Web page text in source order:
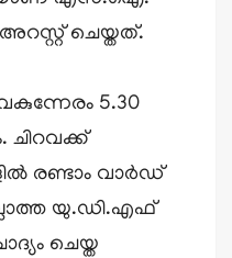
ചെയ്തത്.
5.30
ചിറവക്ക്
രണ്ടാം വാര്‍ഡ്
യു.ഡി.എഫ്
ചെയ്ത